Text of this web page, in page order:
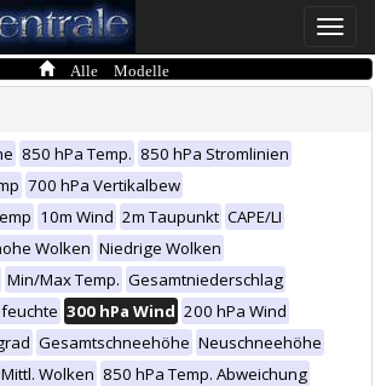
Toggle
Alle Modelle
850 hPa Temp. 850 hPa Stromlinien
700 hPa Vertikalbew
10m Wind 2m Taupunkt CAPE/LI
Wolken Niedrige Wolken
Min/Max Temp. Gesamtniederschlag
300 hPa Wind 200 hPa Wind
Gesamtschneehöhe Neuschneehöhe
Mittl. Wolken 850 hPa Temp. Abweichung